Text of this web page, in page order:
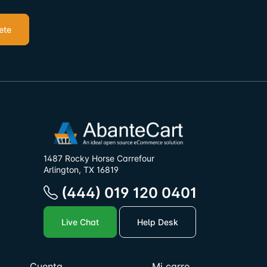
1487 Rocky Horse Carrefour
Arlington, TX 16819
(444) 019 120 0401
Live Chat Help Desk